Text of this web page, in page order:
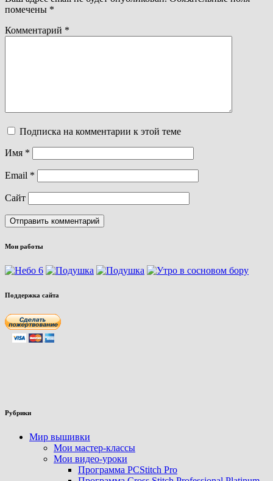
помечены *
Комментарий *
Подписка на комментарии к этой теме
Имя *
Email *
Сайт
Мои работы
Поддержка сайта
Рубрики
Мир вышивки
Мои мастер-классы
Мои видео-уроки
Программа PCStitch Pro